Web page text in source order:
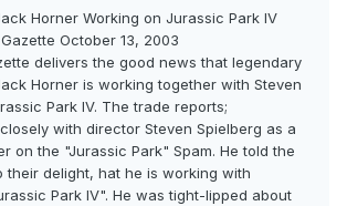
Horner Working on Jurassic Park IV
October 13, 2003
delivers the good news that legendary
Horner is working together with Steven
Park IV. The trade reports;
with director Steven Spielberg as a
on the "Jurassic Park" Spam. He told the
their delight, hat he is working with
Park IV". He was tight-lipped about